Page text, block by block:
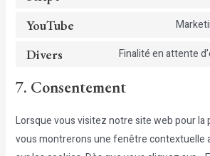
YouTube
Divers Finalité en attente
7. Consentement
Lorsque vous visitez notre site web pour la
vous montrerons une fenêtre contextuelle